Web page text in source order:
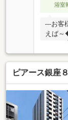
浴室
---お客
えば
して選
たしま
ん。◆
す。※
進学は
します
ピアース銀座